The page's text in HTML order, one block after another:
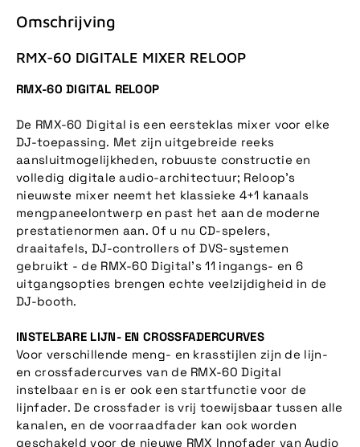
Omschrijving
RMX-60 DIGITALE MIXER RELOOP
RMX-60 DIGITAL RELOOP
De RMX-60 Digital is een eersteklas mixer voor elke
DJ-toepassing. Met zijn uitgebreide reeks
aansluitmogelijkheden, robuuste constructie en
volledig digitale audio-architectuur; Reloop's
nieuwste mixer neemt het klassieke 4+1 kanaals
mengpaneelontwerp en past het aan de moderne
prestatienormen aan. Of u nu CD-spelers,
draaitafels, DJ-controllers of DVS-systemen
gebruikt - de RMX-60 Digital's 11 ingangs- en 6
uitgangsopties brengen echte veelzijdigheid in de
DJ-booth.
INSTELBARE LIJN- EN CROSSFADERCURVES
Voor verschillende meng- en krasstijlen zijn de lijn-
en crossfadercurves van de RMX-60 Digital
instelbaar en is er ook een startfunctie voor de
lijnfader. De crossfader is vrij toewijsbaar tussen alle
kanalen, en de voorraadfader kan ook worden
geschakeld voor de nieuwe RMX Innofader van Audio